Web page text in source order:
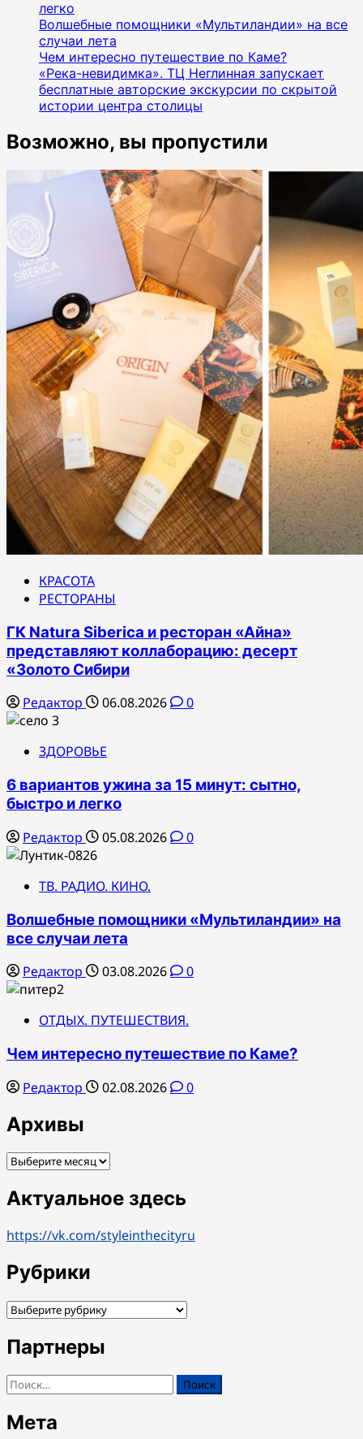
легко
Волшебные помощники «Мультиландии» на все
случаи лета
Чем интересно путешествие по Каме?
«Река-невидимка». ТЦ Неглинная запускает
бесплатные авторские экскурсии по скрытой
истории центра столицы
Возможно, вы пропустили
КРАСОТА
РЕСТОРАНЫ
ГК Natura Siberica и ресторан «Айна»
представляют коллаборацию: десерт
«Золото Сибири
Редактор 06.08.2026 0
ЗДОРОВЬЕ
6 вариантов ужина за 15 минут: сытно,
быстро и легко
Редактор 05.08.2026 0
ТВ. РАДИО. КИНО.
Волшебные помощники «Мультиландии» на
все случаи лета
Редактор 03.08.2026 0
ОТДЫХ. ПУТЕШЕСТВИЯ.
Чем интересно путешествие по Каме?
Редактор 02.08.2026 0
Архивы
Архивы
Актуальное здесь
https://vk.com/styleinthecityru
Рубрики
Рубрики
Партнеры
Найти:
Мета